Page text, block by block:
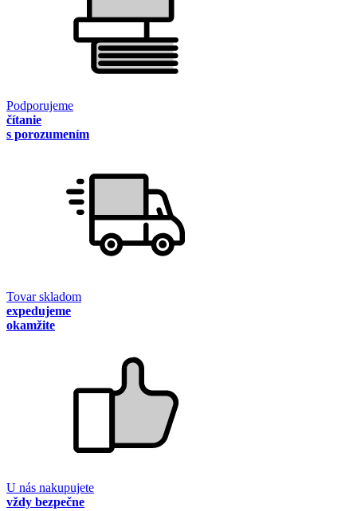
Podporujeme
čítanie
s porozumením
Tovar skladom
expedujeme
okamžite
U nás nakupujete
vždy bezpečne